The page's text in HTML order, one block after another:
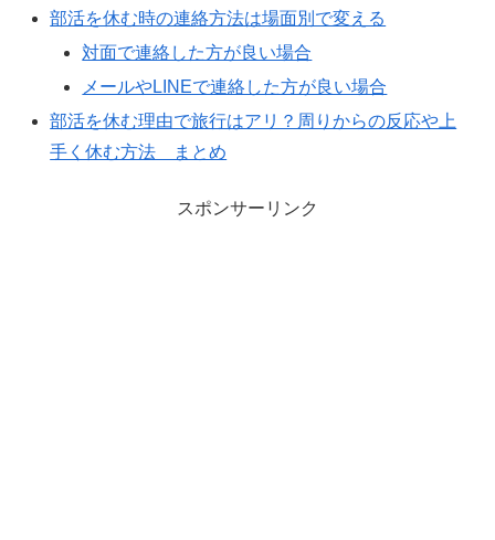
部活を休む時の連絡方法は場面別で変える
対面で連絡した方が良い場合
メールやLINEで連絡した方が良い場合
部活を休む理由で旅行はアリ？周りからの反応や上
手く休む方法 まとめ
スポンサーリンク